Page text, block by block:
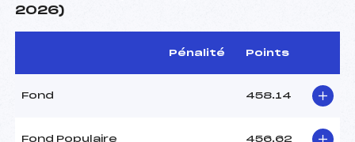
2026)
Pénalité Points
Fond 458.14
Fond Populaire 456.62